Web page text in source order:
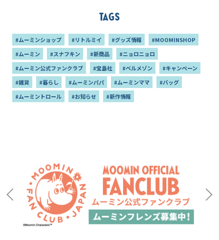
Tags
#ムーミンショップ #リトルミイ #グッズ情報
#MOOMINSHOP
#ムーミン
#スナフキン #新商品
#ニョロニョロ
#ムーミン公式ファンクラブ
#宝島社 #ベルメゾン
#キャンペーン
#雑貨
#暮らし #ムーミンパパ #ムーミンママ
#バッグ
#ムーミントロール
#お知らせ #新作情報